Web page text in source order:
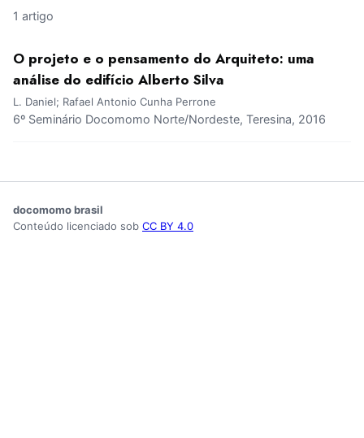
1 artigo
O projeto e o pensamento do Arquiteto: uma
análise do edifício Alberto Silva
L. Daniel; Rafael Antonio Cunha Perrone
6º Seminário Docomomo Norte/Nordeste, Teresina, 2016
docomomo brasil
Conteúdo licenciado sob CC BY 4.0